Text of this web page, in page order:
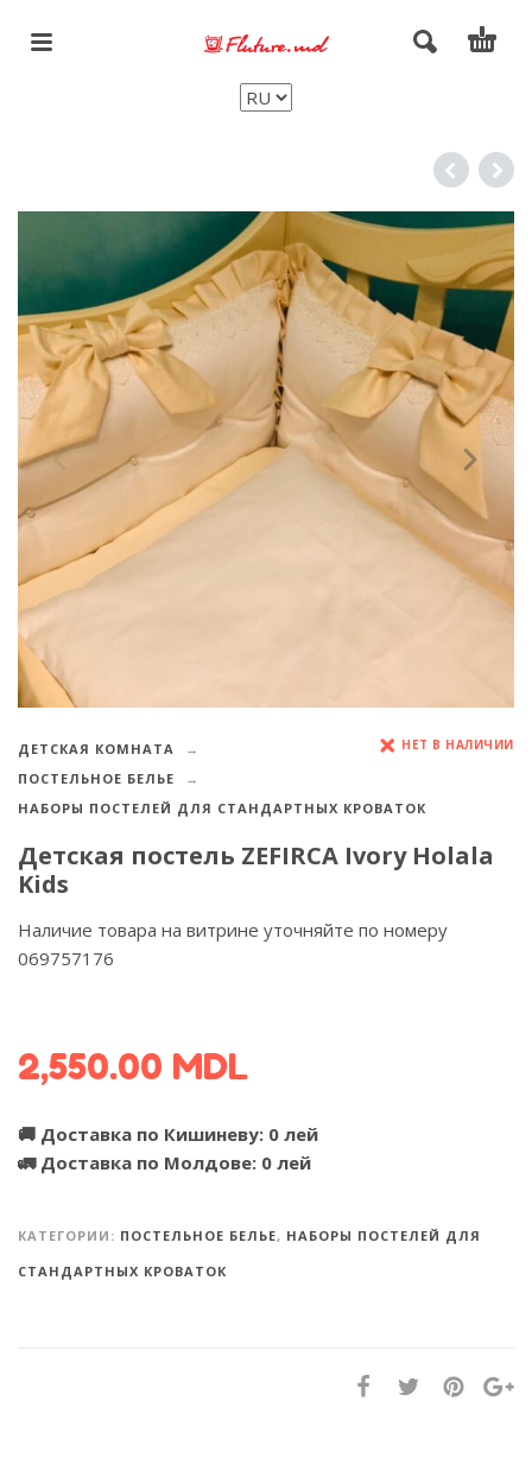
ДЕТСКАЯ КОМНАТА
ПОСТЕЛЬНОЕ БЕЛЬЕ
НАБОРЫ ПОСТЕЛЕЙ ДЛЯ СТАНДАРТНЫХ КРОВАТОК
НЕТ В НАЛИЧИИ
Детская постель ZEFIRCA Ivory Holala
Kids
Наличие товара на витрине уточняйте по номеру
069757176
2,550.00 MDL
🚚 Доставка по Кишиневу: 0 лей
🚛 Доставка по Молдове: 0 лей
КАТЕГОРИИ: ПОСТЕЛЬНОЕ БЕЛЬЕ, НАБОРЫ ПОСТЕЛЕЙ ДЛЯ
СТАНДАРТНЫХ КРОВАТОК